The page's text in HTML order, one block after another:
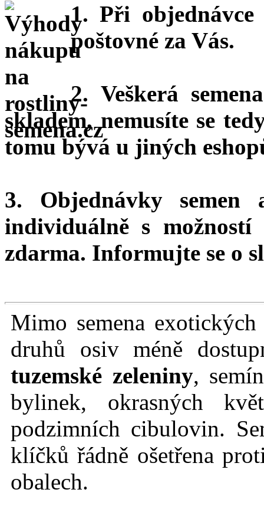
1. Při
poštovné za Vás.
2. Veškerá
skladem, nemusíte se
tomu bývá u jiných
3. Objednávky
individuálně s možností
zdarma. Informujte se o
Mimo semena
druhů osiv méně
tuzemské zeleniny,
bylinek, okrasných
podzimních cibulovin.
klíčků řádně ošetřena
obalech.